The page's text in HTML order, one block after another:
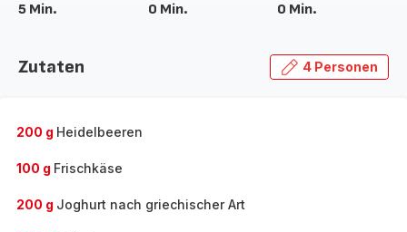
5 Min. 0 Min. 0 Min.
Zutaten 4 Personen
200 g Heidelbeeren
100 g Frischkäse
200 g Joghurt nach griechischer Art